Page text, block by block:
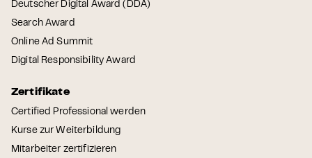
Deutscher Digital Award (DDA)
Search Award
Online Ad Summit
Digital Responsibility Award
Zertifikate
Certified Professional werden
Kurse zur Weiterbildung
Mitarbeiter zertifizieren